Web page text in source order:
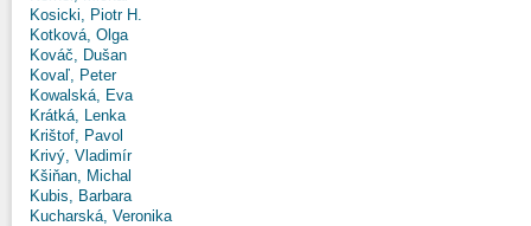
Kosicki, Piotr H.
Kotková, Olga
Kováč, Dušan
Kovaľ, Peter
Kowalská, Eva
Krátká, Lenka
Krištof, Pavol
Krivý, Vladimír
Kšiňan, Michal
Kubis, Barbara
Kucharská, Veronika